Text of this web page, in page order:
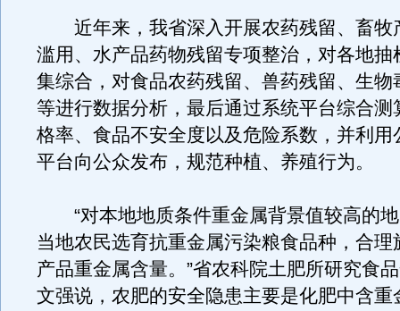
近年来，我省深入开展农药残留、畜牧
滥用、水产品药物残留专项整治，对各地抽
集综合，对食品农药残留、兽药残留、生物
等进行数据分析，最后通过系统平台综合测
格率、食品不安全度以及危险系数，并利用
平台向公众发布，规范种植、养殖行为。
“对本地地质条件重金属背景值较高的地
当地农民选育抗重金属污染粮食品种，合理
产品重金属含量。”省农科院土肥所研究食
文强说，农肥的安全隐患主要是化肥中含重